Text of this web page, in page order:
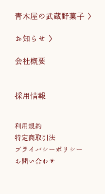
青木屋の武蔵野菓子
お知らせ
会社概要
採用情報
利用規約
特定商取引法
プライバシーポリシー
お問い合わせ